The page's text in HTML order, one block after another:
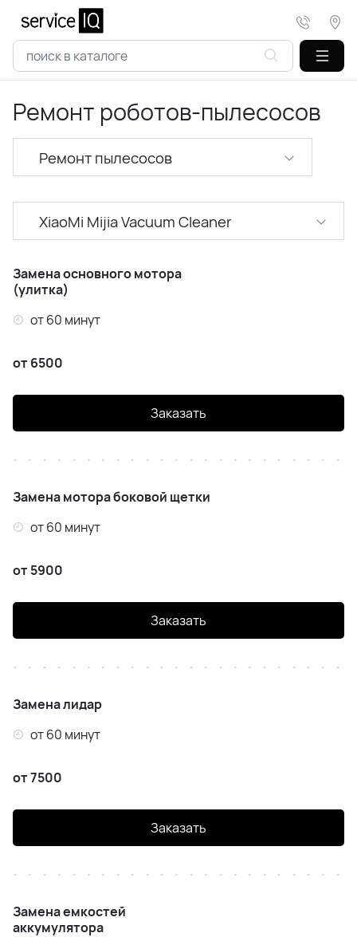
Ремонт роботов-пылесосов
Ремонт пылесосов
XiaoMi Mijia Vacuum Cleaner
XiaoMi Dreame
XiaoMi Lydsto
Замена основного мотора
(улитка)
от 60 минут
от 6500
Заказать
Замена мотора боковой щетки
от 60 минут
от 5900
Заказать
Замена лидар
от 60 минут
от 7500
Заказать
Замена емкостей
аккумулятора